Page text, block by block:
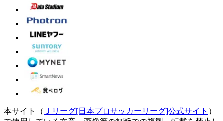
本サイト（ Ｊリーグ[日本プロサッカーリーグ]公式サイト ）